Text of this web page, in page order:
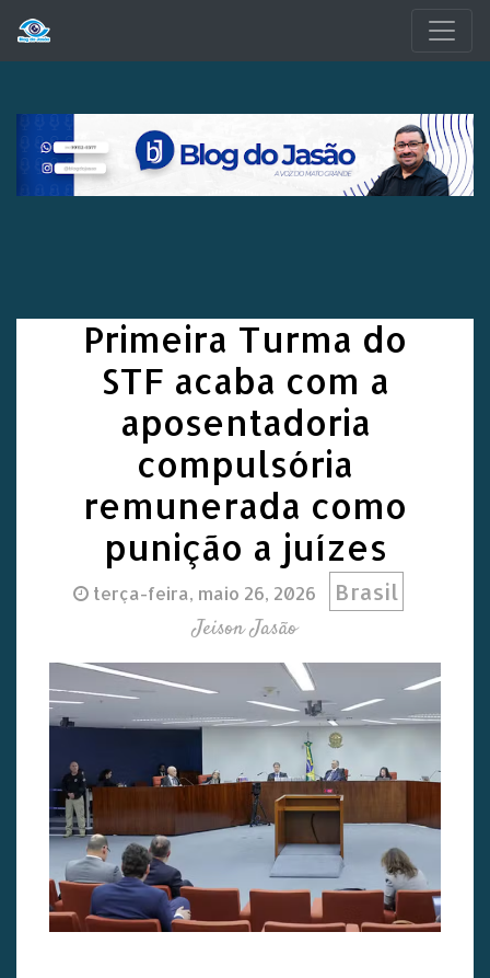
Primeira Turma do
STF acaba com a
aposentadoria
compulsória
remunerada como
punição a juízes
terça-feira, maio 26, 2026 Brasil
Jeison Jasão